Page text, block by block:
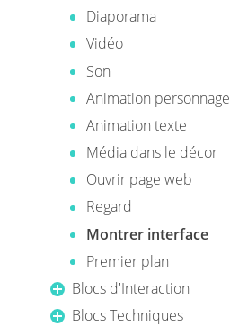
Diaporama
Vidéo
Son
Animation personnage
Animation texte
Média dans le décor
Ouvrir page web
Regard
Montrer interface
Premier plan
Blocs d'Interaction
Blocs Techniques